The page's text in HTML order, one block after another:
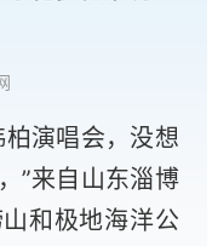
演唱会，没想
”来自山东淄博
和极地海洋公